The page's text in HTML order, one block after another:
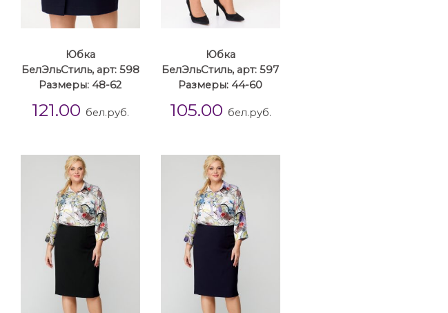
Юбка
БелЭльСтиль, арт: 598
Размеры: 48-62
121.00 бел.руб.
Юбка
БелЭльСтиль, арт: 597
Размеры: 44-60
105.00 бел.руб.